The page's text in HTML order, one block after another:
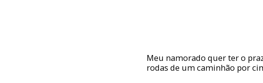
Meu namorado quer ter o
rodas de um caminhão por